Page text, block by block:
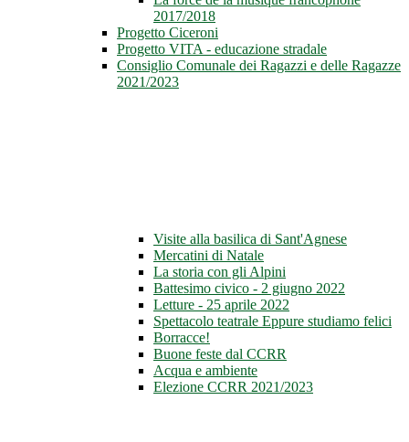
2017/2018
Progetto Ciceroni
Progetto VITA - educazione stradale
Consiglio Comunale dei Ragazzi e delle Ragazze
2021/2023
Visite alla basilica di Sant'Agnese
Mercatini di Natale
La storia con gli Alpini
Battesimo civico - 2 giugno 2022
Letture - 25 aprile 2022
Spettacolo teatrale Eppure studiamo felici
Borracce!
Buone feste dal CCRR
Acqua e ambiente
Elezione CCRR 2021/2023